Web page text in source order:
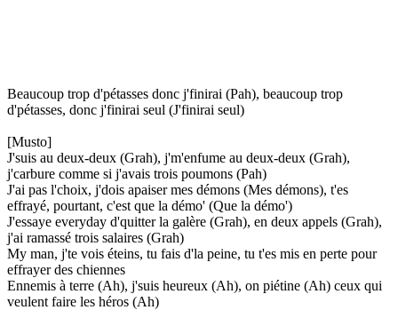
Beaucoup trop d'pétasses donc j'finirai (Pah), beaucoup trop
d'pétasses, donc j'finirai seul (J'finirai seul)
[Musto]
J'suis au deux-deux (Grah), j'm'enfume au deux-deux (Grah),
j'carbure comme si j'avais trois poumons (Pah)
J'ai pas l'choix, j'dois apaiser mes démons (Mes démons), t'es
effrayé, pourtant, c'est que la démo' (Que la démo')
J'essaye everyday d'quitter la galère (Grah), en deux appels (Grah),
j'ai ramassé trois salaires (Grah)
My man, j'te vois éteins, tu fais d'la peine, tu t'es mis en perte pour
effrayer des chiennes
Ennemis à terre (Ah), j'suis heureux (Ah), on piétine (Ah) ceux qui
veulent faire les héros (Ah)